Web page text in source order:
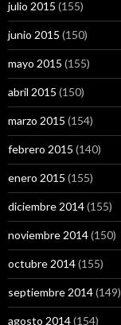
julio 2015 (155)
junio 2015 (150)
mayo 2015 (155)
abril 2015 (150)
marzo 2015 (154)
febrero 2015 (140)
enero 2015 (155)
diciembre 2014(155)
noviembre 2014(150)
octubre 2014(155)
septiembre 2014(149)
agosto 2014(154)